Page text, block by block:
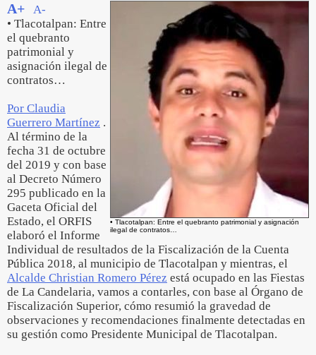
• Tlacotalpan: Entre el quebranto patrimonial y asignación
ilegal de contratos…
A+
A-
• Tlacotalpan: Entre
el quebranto
patrimonial y
asignación ilegal de
contratos…
Por Claudia
Guerrero Martínez .
Al término de la
fecha 31 de octubre
del 2019 y con base
al Decreto Número
295 publicado en la
Gaceta Oficial del
Estado, el ORFIS
elaboró el Informe
Individual de resultados de la Fiscalización de la Cuenta
Pública 2018, al municipio de Tlacotalpan y mientras, el
Alcalde Christian Romero Pérez está ocupado en las Fiestas
de La Candelaria, vamos a contarles, con base al Órgano de
Fiscalización Superior, cómo resumió la gravedad de
observaciones y recomendaciones finalmente detectadas en
su gestión como Presidente Municipal de Tlacotalpan.